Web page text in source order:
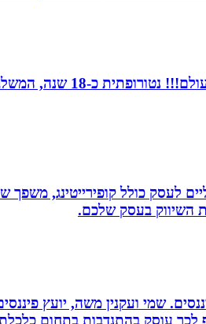
מומחית לשילוב בין
לעסק כולל קופירייטינג,
השיווק בעסק שלכם.
שמי ועקנין משה, יועץ
לכך עוסק בהתנדבות בתחום